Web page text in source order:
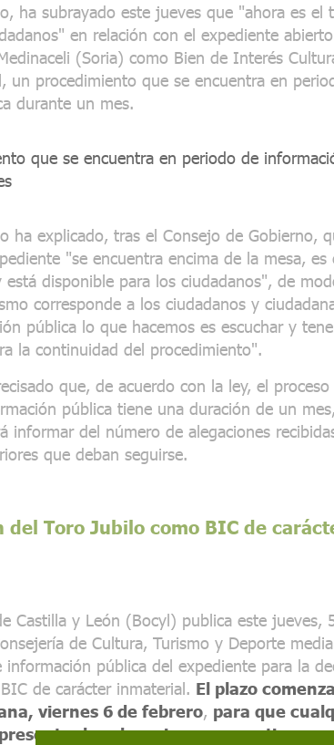
ha subrayado este jueves que "ahora es el
en relación con el expediente
(Soria) como Bien de Interés
un procedimiento que se encuentra en
durante un mes.
que se encuentra en periodo de
ha explicado, tras el Consejo de Gobierno,
"se encuentra encima de la mesa, es
está disponible para los ciudadanos", de
corresponde a los ciudadanos y
pública lo que hacemos es escuchar y
la continuidad del procedimiento".
que, de acuerdo con la ley, el proceso
pública tiene una duración de un
informar del número de alegaciones
que deban seguirse.
del Toro Jubilo como BIC de
Castilla y León (Bocyl) publica este jueves,
de Cultura, Turismo y Deporte
pública del expediente para la
de carácter inmaterial. El plazo
viernes 6 de febrero, para que
las alegaciones que estime